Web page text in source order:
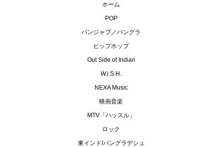
ホーム
POP
パンジャブ／バングラ
ヒップホップ
Out Side of Indian
W.i.S.H.
NEXA Music
映画音楽
MTV「ハッスル」
ロック
東インド/バングラデシュ